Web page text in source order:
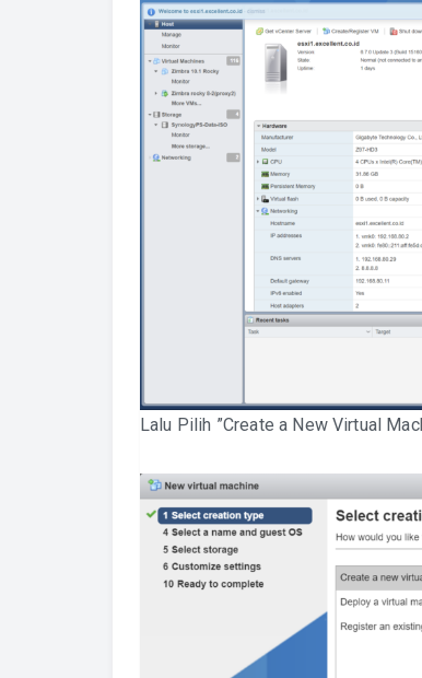
Lalu Pilih ”Create a New Virtual